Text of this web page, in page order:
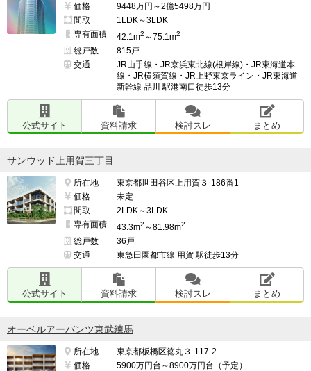
価格
9448万円～2億5498万円
間取
1LDK～3LDK
専有面積
42.1m2 ～75.1m2
総戸数
815戸
交通
JR山手線・JR京浜東北線(根岸線)・JR東海道本
線・JR横須賀線・JR上野東京ライン・JR東海道
新幹線 品川 駅港南口徒歩13分
公式サイト 資料請求 検討スレ まとめ
サンウッド上用賀三丁目
所在地
東京都世田谷区上用賀３-186番1
価格
未定
間取
2LDK～3LDK
専有面積
43.3m2 ～81.98m2
総戸数
36戸
交通
東急田園都市線 用賀 駅徒歩13分
公式サイト 資料請求 検討スレ まとめ
オーベルアーバンツ東武練馬
所在地
東京都板橋区徳丸３-117-2
価格
5900万円台～8900万円台（予定）